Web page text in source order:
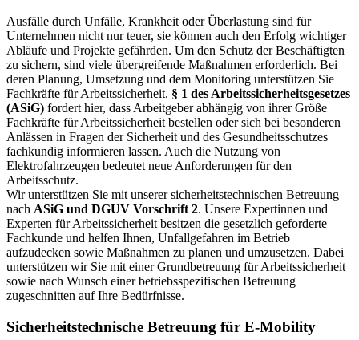
Ausfälle durch Unfälle, Krankheit oder Überlastung sind für
Unternehmen nicht nur teuer, sie können auch den Erfolg wichtiger
Abläufe und Projekte gefährden. Um den Schutz der Beschäftigten
zu sichern, sind viele übergreifende Maßnahmen erforderlich. Bei
deren Planung, Umsetzung und dem Monitoring unterstützen Sie
Fachkräfte für Arbeitssicherheit. § 1 des Arbeitssicherheitsgesetzes
(ASiG) fordert hier, dass Arbeitgeber abhängig von ihrer Größe
Fachkräfte für Arbeitssicherheit bestellen oder sich bei besonderen
Anlässen in Fragen der Sicherheit und des Gesundheitsschutzes
fachkundig informieren lassen. Auch die Nutzung von
Elektrofahrzeugen bedeutet neue Anforderungen für den
Arbeitsschutz.
Wir unterstützen Sie mit unserer sicherheitstechnischen Betreuung
nach ASiG und DGUV Vorschrift 2. Unsere Expertinnen und
Experten für Arbeitssicherheit besitzen die gesetzlich geforderte
Fachkunde und helfen Ihnen, Unfallgefahren im Betrieb
aufzudecken sowie Maßnahmen zu planen und umzusetzen. Dabei
unterstützen wir Sie mit einer Grundbetreuung für Arbeitssicherheit
sowie nach Wunsch einer betriebsspezifischen Betreuung
zugeschnitten auf Ihre Bedürfnisse.
Sicherheitstechnische Betreuung für E-Mobility